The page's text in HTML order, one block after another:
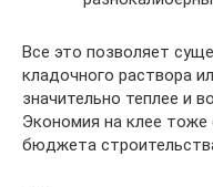
Все это позволяет
кладочного раствора
значительно теплее и
Экономия на клее
бюджета